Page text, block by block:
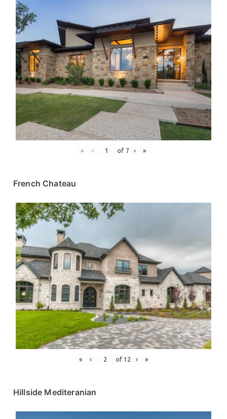
« ‹ of 7 › »
French Chateau
« ‹ of12 › »
Hillside Mediteranian